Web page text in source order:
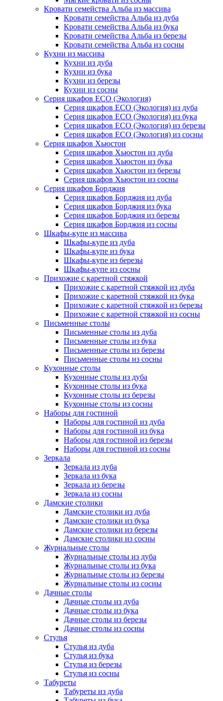
Кровати семейства Альба из массива
Кровати семейства Альба из дуба
Кровати семейства Альба из бука
Кровати семейства Альба из березы
Кровати семейства Альба из сосны
Кухни из массива
Кухни из дуба
Кухни из бука
Кухни из березы
Кухни из сосны
Серия шкафов ECO (Экология)
Серия шкафов ECO (Экология) из дуба
Серия шкафов ECO (Экология) из бука
Серия шкафов ECO (Экология) из березы
Серия шкафов ECO (Экология) из сосны
Серия шкафов Хьюстон
Серия шкафов Хьюстон из дуба
Серия шкафов Хьюстон из бука
Серия шкафов Хьюстон из березы
Серия шкафов Хьюстон из сосны
Серия шкафов Борджия
Серия шкафов Борджия из дуба
Серия шкафов Борджия из бука
Серия шкафов Борджия из березы
Серия шкафов Борджия из сосны
Шкафы-купе из массива
Шкафы-купе из дуба
Шкафы-купе из бука
Шкафы-купе из березы
Шкафы-купе из сосны
Прихожие с каретной стяжкой
Прихожие с каретной стяжкой из дуба
Прихожие с каретной стяжкой из бука
Прихожие с каретной стяжкой из березы
Прихожие с каретной стяжкой из сосны
Письменные столы
Письменные столы из дуба
Письменные столы из бука
Письменные столы из березы
Письменные столы из сосны
Кухонные столы
Кухонные столы из дуба
Кухонные столы из бука
Кухонные столы из березы
Кухонные столы из сосны
Наборы для гостиной
Наборы для гостиной из дуба
Наборы для гостиной из бука
Наборы для гостиной из березы
Наборы для гостиной из сосны
Зеркала
Зеркала из дуба
Зеркала из бука
Зеркала из березы
Зеркала из сосны
Дамские столики
Дамские столики из дуба
Дамские столики из бука
Дамские столики из березы
Дамские столики из сосны
Журнальные столы
Журнальные столы из дуба
Журнальные столы из бука
Журнальные столы из березы
Журнальные столы из сосны
Дачные столы
Дачные столы из дуба
Дачные столы из бука
Дачные столы из березы
Дачные столы из сосны
Стулья
Стулья из дуба
Стулья из бука
Стулья из березы
Стулья из сосны
Табуреты
Табуреты из дуба